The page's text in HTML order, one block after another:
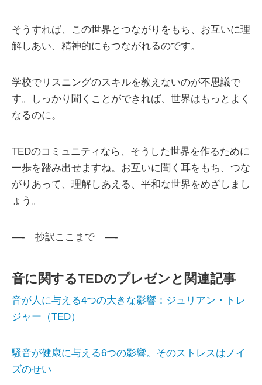
そうすれば、この世界とつながりをもち、お互いに理
解しあい、精神的にもつながれるのです。
学校でリスニングのスキルを教えないのが不思議で
す。しっかり聞くことができれば、世界はもっとよく
なるのに。
TEDのコミュニティなら、そうした世界を作るために
一歩を踏み出せますね。お互いに聞く耳をもち、つな
がりあって、理解しあえる、平和な世界をめざしまし
ょう。
—- 抄訳ここまで —-
音に関するTEDのプレゼンと関連記事
音が人に与える4つの大きな影響：ジュリアン・トレ
ジャー（TED）
騒音が健康に与える6つの影響。そのストレスはノイ
ズのせい